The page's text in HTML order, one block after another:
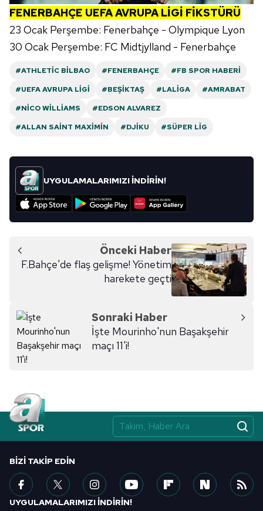
FENERBAHÇE UEFA AVRUPA LİGİ FİKSTÜRÜ
23 Ocak Perşembe: Fenerbahçe - Olympique Lyon
30 Ocak Perşembe: FC Midtjylland - Fenerbahçe
#ATHLETIC BILBAO #FENERBAHÇE
#FB SPOR HABERI
#UEFA AVRUPA LIGI
#BEŞIKTAŞ #LALIGA
#AMRABAT
#NICO WILLIAMS
#EDSON ALVAREZ
#ALLAN SAINT MAXIMIN
#DJIKU #SÜPER LIG
UYGULAMALARIMIZI İNDİRİN!
Önceki Haber
F.Bahçe'de flaş gelişme! Yönetim
harekete geçti
Sonraki Haber
İşte Mourinho'nun Başakşehir
maçı 11'i!
BIZI TAKIP EDIN
UYGULAMALARIMIZI İNDİRİN!